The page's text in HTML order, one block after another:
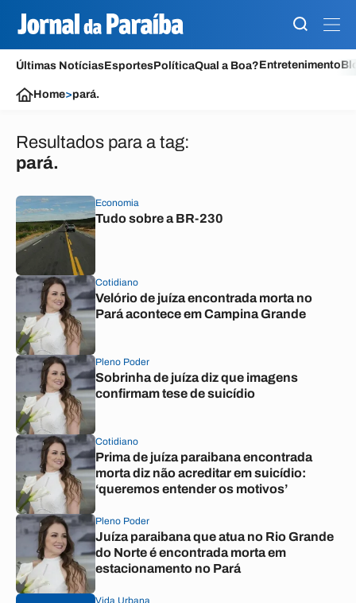
Últimas NotíciasEsportesPolíticaQual a Boa?Entretenimento
Home>pará.
Resultados para a tag:
pará.
Economia
Tudo sobre a BR-230
Cotidiano
Velório de juíza encontrada morta no
Pará acontece em Campina Grande
Pleno Poder
Sobrinha de juíza diz que imagens
confirmam tese de suicídio
Cotidiano
Prima de juíza paraibana encontrada
morta diz não acreditar em suicídio:
‘queremos entender os motivos’
Pleno Poder
Juíza paraibana que atua no Rio Grande
do Norte é encontrada morta em
estacionamento no Pará
Vida Urbana